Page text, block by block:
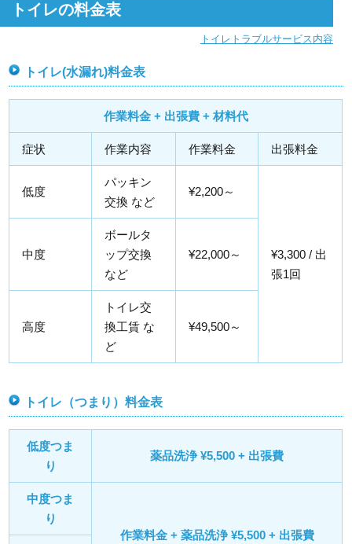
トイレの料金表
トイレトラブルサービス内容
トイレ(水漏れ)料金表
作業料金 + 出張費 + 材料代
症状 作業内容 作業料金 出張料金
低度
パッキン
交換 など
¥2,200～
¥3,300 / 出
張1回
中度
ボールタ
ップ交換
など
¥22,000～
高度
トイレ交
換工賃 な
ど
¥49,500～
トイレ（つまり）料金表
低度つま
り
薬品洗浄 ¥5,500 + 出張費
中度つま
り
作業料金 + 薬品洗浄 ¥5,500 + 出張費